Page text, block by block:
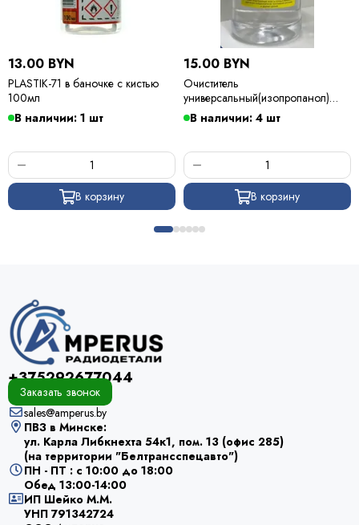
13.00 BYN
PLASTIK-71 в баночке с кистью
100мл
В наличии: 1 шт
В корзину
15.00 BYN
Очиститель
универсальный(изопропанол)
500мл
В наличии: 4 шт
В корзину
+375292677044
Заказать звонок
sales@amperus.by
ПВЗ в Минске:
ул. Карла Либкнехта 54к1, пом. 13 (офис 285)
(на территории "Белтрансспецавто")
ПН - ПТ : с 10:00 до 18:00
Обед 13:00-14:00
ИП Шейко М.М.
УНП 791342724